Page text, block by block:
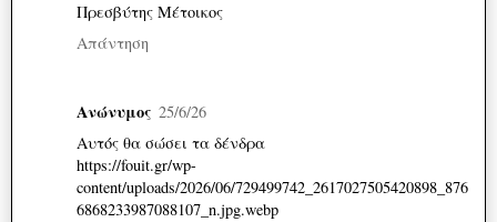
Πρεσβύτης Μέτοικος
Απάντηση
Ανώνυμος 25/6/26
Αυτός θα σώσει τα δένδρα
https://fouit.gr/wp-
content/uploads/2026/06/729499742_2617027505420898_876
6868233987088107_n.jpg.webp